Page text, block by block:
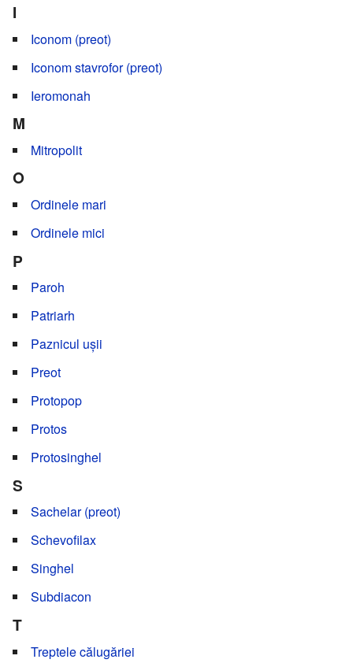
I
Iconom (preot)
Iconom stavrofor (preot)
Ieromonah
M
Mitropolit
O
Ordinele mari
Ordinele mici
P
Paroh
Patriarh
Paznicul ușii
Preot
Protopop
Protos
Protosinghel
S
Sachelar (preot)
Schevofilax
Singhel
Subdiacon
T
Treptele călugăriei